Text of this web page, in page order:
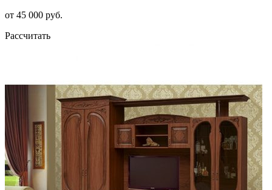
от 45 000 руб.
Рассчитать